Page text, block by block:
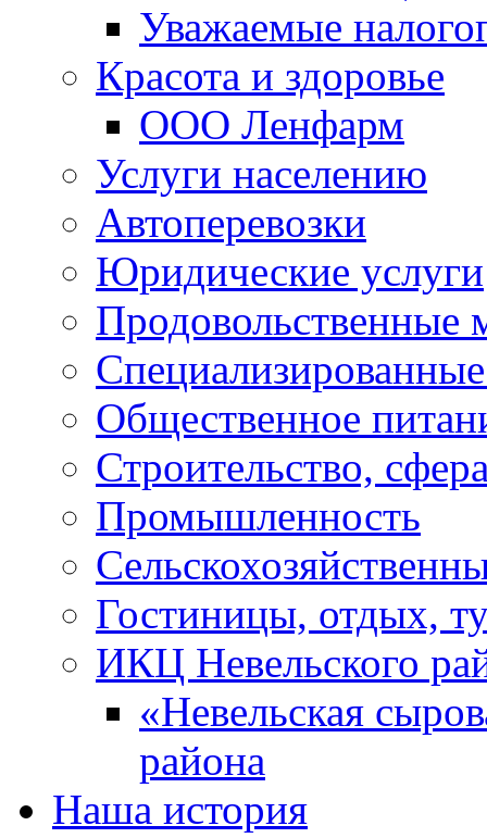
Уважаемые
Красота и здоровье
ООО Ленфарм
Услуги населению
Автоперевозки
Юридические услуги
Продовольственные
Общественное
Строительство,
Промышленность
Гостиницы, отдых,
ИКЦ Невельского
«Невельская
района
Наша история